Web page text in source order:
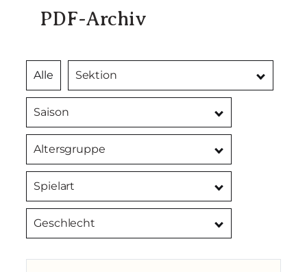
PDF-Archiv
Alle Sektion
Saison
Altersgruppe
Spielart
Geschlecht